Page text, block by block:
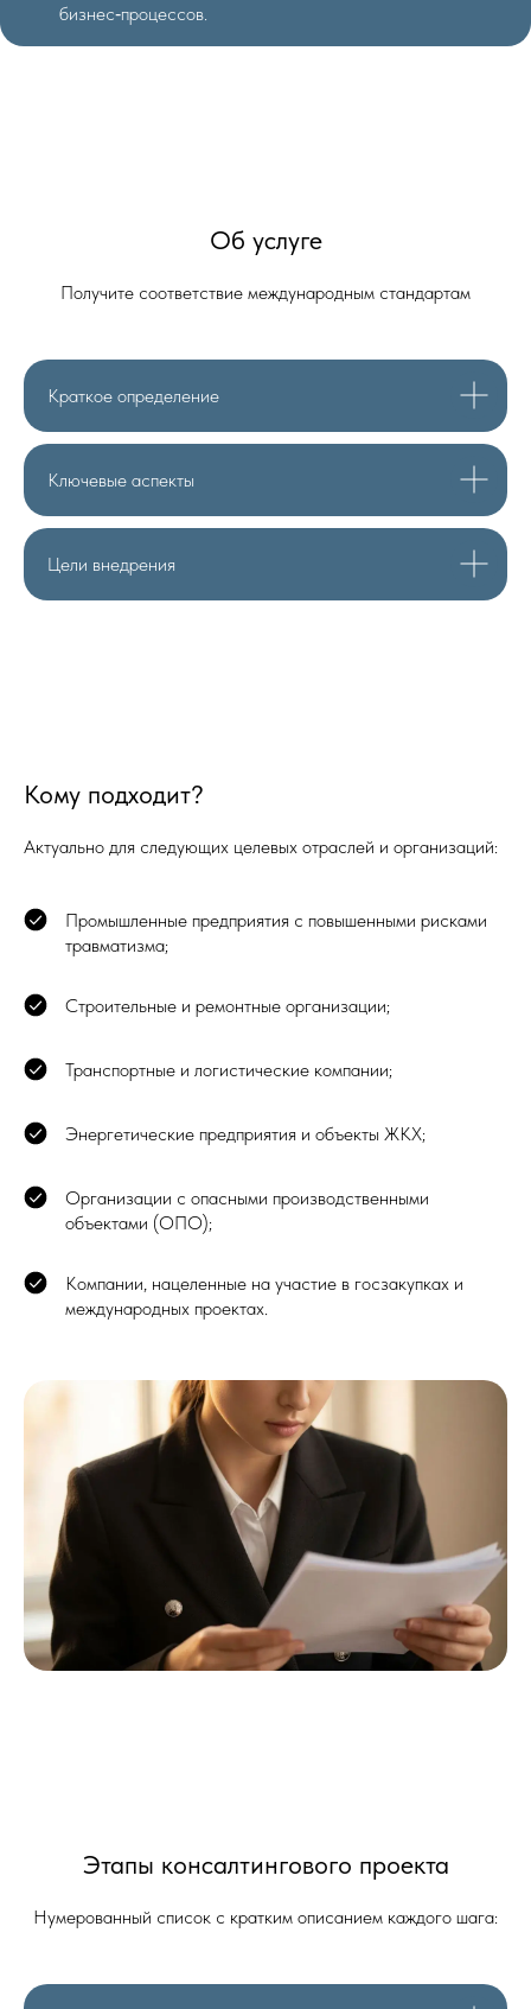
бизнес‑процессов.
Об услуге
Получите соответствие международным стандартам
Краткое определение
Ключевые аспекты
Цели внедрения
Кому подходит?
Актуально для следующих целевых отраслей и организаций:
Промышленные предприятия с повышенными рисками
травматизма;
Строительные и ремонтные организации;
Транспортные и логистические компании;
Энергетические предприятия и объекты ЖКХ;
Организации с опасными производственными
объектами (ОПО);
Компании, нацеленные на участие в госзакупках и
международных проектах.
Этапы консалтингового проекта
Нумерованный список с кратким описанием каждого шага: